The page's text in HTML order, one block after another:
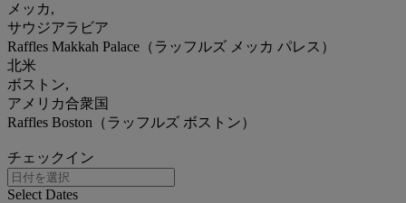
メッカ,
サウジアラビア
Raffles Makkah Palace（ラッフルズ メッカ パレス）
北米
ボストン,
アメリカ合衆国
Raffles Boston（ラッフルズ ボストン）
チェックイン
Select Dates